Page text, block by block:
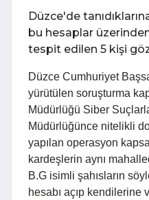
Düzce'de
bu hesaplar üzerinden
tespit edilen 5 kişi
Düzce Cumhuriyet
yürütülen soruşturma
Müdürlüğü Siber
Müdürlüğünce nitelikli
yapılan operasyon
kardeşlerin aynı
B.G isimli şahısların
hesabı açıp kendilerine